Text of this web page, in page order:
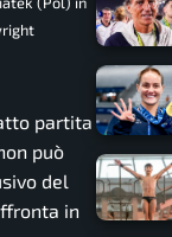
partita
può
del
in